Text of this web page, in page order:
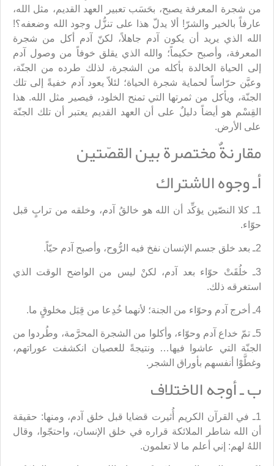
من شجرة المعرفة يصبح، بحَسَب تعبير العهد القديم، مثل الله،
عارفاً بالخير والشرّ! ألا يدلّ هذا على تنزُّل وجود الله وضعفه؟!
الله الذي يريد أن يكون آدم جاهلاً، لكنّ آدم أكل من شجرة
المعرفة، وأصبح حكيماً؛ والله الذي يقلق خوفاً من وصول آدم
إلى الحياة الخالدة بأكله من الشجرة، لذلك طرده من الجنّة،
وعيَّن حرّاساً لحماية شجرة الحياة؛ لئلاّ يعود آدم خفيةً إلى تلك
الجنّة، ويأكل من ثمرتها التي تمنح الخلود، فيصير مثل الله. هذا
القِسْم هو أيضاً دليلٌ على أن العهد القديم يعتبر أن تلك الجنّة
على الأرض.
مقارنةٌ مختصرة بين القصّتين
أـ وجوه الاشتراك
1ـ كلا النصّين يؤكِّد أن الله هو خالقُ آدم، وخلقه من ترابٍ قبل
حوّاء.
2ـ بعد خلق جسم الإنسان نفخ فيه الرُّوح، وأصبح آدم حيّاً.
3ـ خلُقَتْ حوّاء بعد آدم، لكنْ ليس من الواضح الوقت الذي
استغرقه ذلك.
4ـ أخرج آدم وحوّاء من الجنة؛ لأنهما خُدِعا من قِبَل مخلوقٍ ما.
5ـ تمّ خداع آدم وحوّاء، وأكلوا من الشجرة المحرَّمة، وطُردوا من
الجنّة التي عاشوا فيها… ونتيجةً للعصيان انكشفت عوراتهم،
وغطَّوْا أنفسهم بأوراق الشجر.
ب ـ أوجه الاختلاف
1ـ في القرآن الكريم أُثيرت قضايا قبل خلق آدم، ومنها: حقيقة
أن الله شاطر الملائكة قراره في خلق الإنسان، واحتجّوا، وقال
اللهُ لهم: إني أعلم ما لا تعلمون.